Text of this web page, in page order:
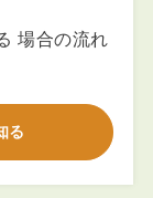
場合の流れ
る